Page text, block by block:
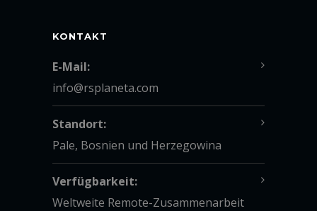
KONTAKT
E-Mail:
info@rsplaneta.com
Standort:
Pale, Bosnien und Herzegowina
Verfügbarkeit:
Weltweite Remote-Zusammenarbeit